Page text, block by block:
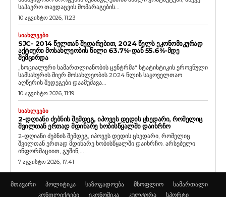
საჰაერო თავდაცვის მომარაგების...
10 აგვისტო 2026, 11:23
ᲡᲘᲐᲮᲚᲔᲔᲑᲘ
SJC- 2014 ᲬᲔᲚᲗᲐᲜ ᲨᲔᲓᲐᲠᲔᲑᲘᲗ, 2024 ᲬᲔᲚᲡ ᲔᲙᲝᲜᲝᲛᲘᲙᲣᲠᲐᲓ
ᲐᲥᲢᲘᲣᲠᲘ ᲛᲝᲡᲐᲮᲚᲔᲝᲑᲘᲡ ᲬᲘᲚᲘ 63.7%-ᲓᲐᲜ 55.6%-ᲛᲓᲔ
ᲨᲔᲛᲪᲘᲠᲓᲐ
„სოციალური სამართლიანობის ცენტრმა“ სტატისტიკის ეროვნული
სამსახურის მიერ მოსახლეობის 2024 წლის საყოველთაო
აღწერის შედეგები დაამუშავა...
10 აგვისტო 2026, 11:19
ᲡᲘᲐᲮᲚᲔᲔᲑᲘ
2-ᲓᲦᲘᲐᲜᲘ ᲫᲔᲑᲜᲘᲡ ᲨᲔᲛᲓᲔᲒ, ᲘᲞᲝᲕᲔᲡ ᲓᲔᲓᲘᲡ ᲪᲮᲔᲓᲐᲠᲘ, ᲠᲝᲛᲔᲚᲘᲪ
ᲨᲕᲘᲚᲗᲐᲜ ᲔᲠᲗᲐᲓ ᲛᲓᲘᲜᲐᲠᲔ ᲮᲝᲑᲘᲡᲬᲧᲐᲚᲨᲘ ᲓᲐᲘᲮᲠᲩᲝ
2-დღიანი ძებნის შემდეგ, იპოვეს დედის ცხედარი, რომელიც
შვილთან ერთად მდინარე ხობისწყალში დაიხრჩო. არსებული
ინფორმაციით, გუშინ,...
7 აგვისტო 2026, 17:41
მთავარი პოლიტიკა საზოგადოება მსოფლიო
სამართალი
კონფლიქტები
ეკონომიკა კულტურა სპორტი